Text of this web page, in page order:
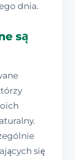
dnia.
są
się